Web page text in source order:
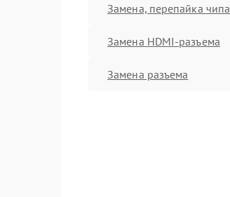
Замена, перепайка чипа
Замена HDMI-разъема
Замена разъема